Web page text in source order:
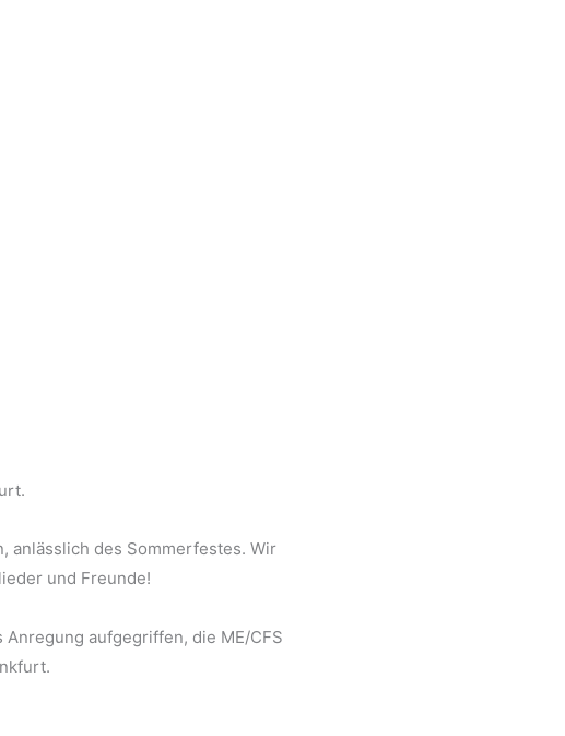
anlässlich des Sommerfestes. Wir
und Freunde!
aufgegriffen, die ME/CFS